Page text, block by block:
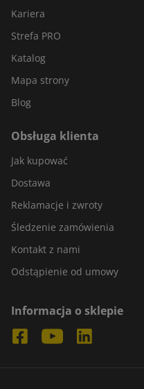
Kariera
Strefa PRO
Katalog
Mapa strony
Blog
Obsługa klienta
Jak kupować
Dostawa
Reklamacje i zwroty
Śledzenie zamówienia
Kontakt z nami
Odstąpienie od umowy
Informacja o sklepie